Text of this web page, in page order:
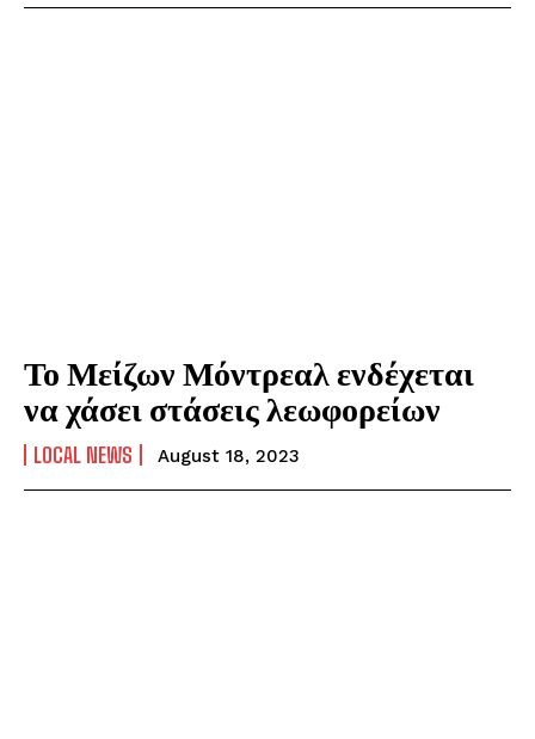
Το Μείζων Μόντρεαλ ενδέχεται
να χάσει στάσεις λεωφορείων
LOCAL NEWS August 18, 2023